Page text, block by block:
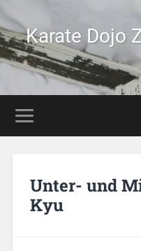
Karate Dojo
Unter- und
Kyu